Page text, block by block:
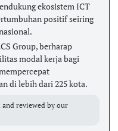
ekosistem ICT
positif seiring
Group, berharap
modal kerja bagi
di lebih dari 225 kota.
and reviewed by our